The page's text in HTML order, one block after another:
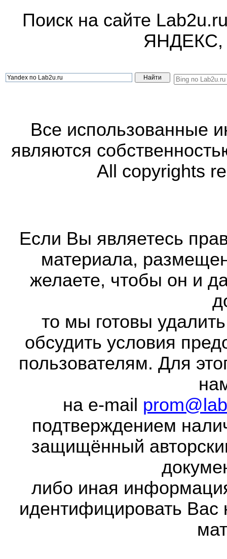
Поиск на сайте
ЯНДЕКС,
Все использованные
являются
All copyrights
Если Вы являетесь
материала,
желаете, чтобы он и
то мы готовы
обсудить условия
пользователям. Для
на e-mail
подтверждением
защищённый
либо иная
идентифицировать Вас